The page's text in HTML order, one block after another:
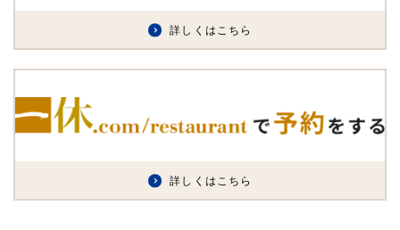
詳しくはこちら
詳しくはこちら